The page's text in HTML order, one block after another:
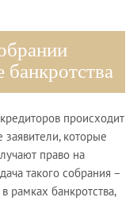
банкротства
происходит
которые
право на
такого собрания –
рамках банкротства,